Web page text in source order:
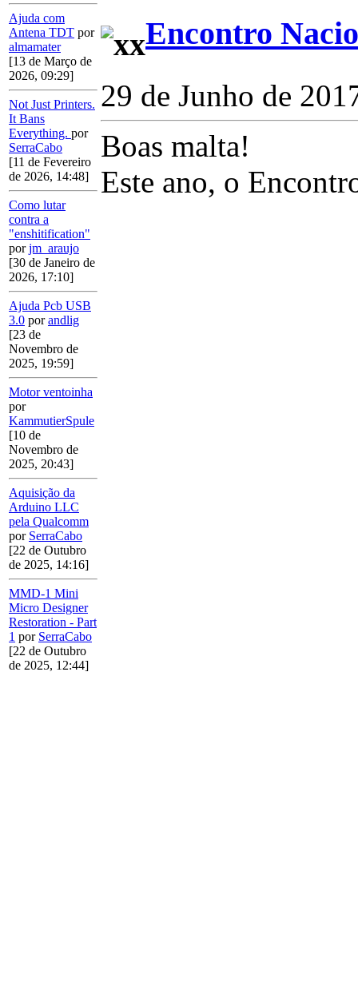
Ajuda com
Antena TDT por
almamater
[13 de Março de
2026, 09:29]
Not Just Printers.
It Bans
Everything. por
SerraCabo
[11 de Fevereiro
de 2026, 14:48]
Como lutar
contra a
"enshitification"
porjm_araujo
[30 de Janeiro de
2026, 17:10]
Ajuda Pcb USB
3.0 porandlig
[23 de
Novembro de
2025, 19:59]
Motor ventoinha
por
KammutierSpule
[10 de
Novembro de
2025, 20:43]
Aquisição da
Arduino LLC
pela Qualcomm
por SerraCabo
[22 de Outubro
de 2025, 14:16]
MMD-1 Mini
Micro Designer
Restoration - Part
1 por SerraCabo
[22 de Outubro
de 2025, 12:44]
Encontro
29 de Junho de
Boas malta!
Este ano, o